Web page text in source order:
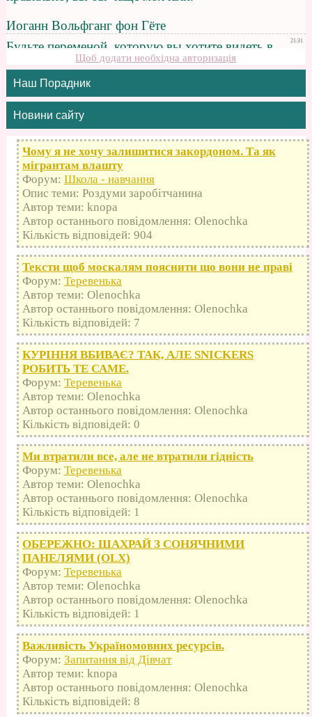
Щоб додати необхідна авторизація
Наш Порадник
Новини сайту
Чому я не хочу залишитися закордоном. Та як
мігрантам влашту
Форум: Школа - навчання
Опис теми: Роздуми заробітчанина
Автор теми: knopa
Автор останнього повідомлення: Olenochka
Кількість відповідей: 904
Тексти щоб москалям пояснити що вони не праві
Форум: Теревенька
Автор теми: Olenochka
Автор останнього повідомлення: Olenochka
Кількість відповідей: 7
КУРІННЯ ВБИВАЄ? ТАК, АЛЕ SNICKERS
РОБИТЬ ТЕ САМЕ.
Форум: Теревенька
Автор теми: Olenochka
Автор останнього повідомлення: Olenochka
Кількість відповідей: 0
Ми втратили все, але не втратили гідність
Форум: Теревенька
Автор теми: Olenochka
Автор останнього повідомлення: Olenochka
Кількість відповідей: 1
ОБЕРЕЖНО: ШАХРАЙ З СОНЯЧНИМИ
ПАНЕЛЯМИ (OLX)
Форум: Теревенька
Автор теми: Olenochka
Автор останнього повідомлення: Olenochka
Кількість відповідей: 1
Важливість Україномовних ресурсів.
Форум: Запитання від Дівчат
Автор теми: knopa
Автор останнього повідомлення: Olenochka
Кількість відповідей: 8